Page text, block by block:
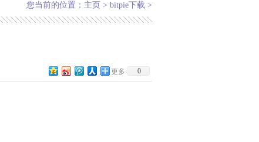
您当前的位置： 主页 > bitpie下载 >
更多 0